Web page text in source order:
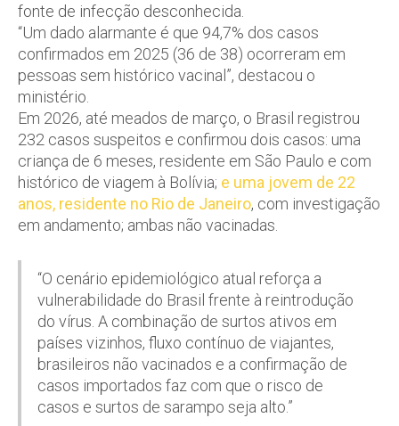
fonte de infecção desconhecida.
“Um dado alarmante é que 94,7% dos casos
confirmados em 2025 (36 de 38) ocorreram em
pessoas sem histórico vacinal”, destacou o
ministério.
Em 2026, até meados de março, o Brasil registrou
232 casos suspeitos e confirmou dois casos: uma
criança de 6 meses, residente em São Paulo e com
histórico de viagem à Bolívia; e uma jovem de 22
anos, residente no Rio de Janeiro, com investigação
em andamento; ambas não vacinadas.
“O cenário epidemiológico atual reforça a
vulnerabilidade do Brasil frente à reintrodução
do vírus. A combinação de surtos ativos em
países vizinhos, fluxo contínuo de viajantes,
brasileiros não vacinados e a confirmação de
casos importados faz com que o risco de
casos e surtos de sarampo seja alto.”